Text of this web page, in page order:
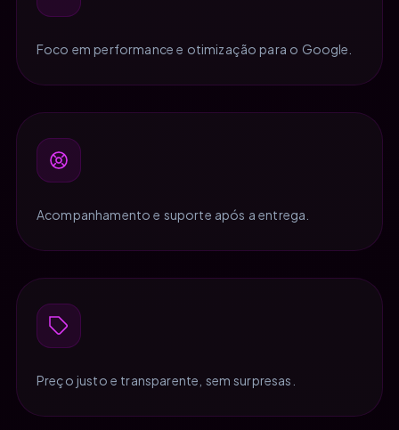
Foco em performance e otimização para o Google.
Acompanhamento e suporte após a entrega.
Preço justo e transparente, sem surpresas.